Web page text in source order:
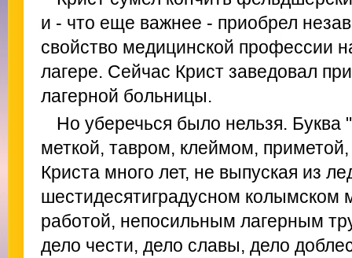
и - что еще важнее - приобрел
свойство медицинской профессии
лагере. Сейчас Крист заведовал
лагерной больницы.
Но уберечься было нельзя. Буква
меткой, тавром, клеймом,
Криста много лет, не выпуская из
шестидесятиградусном колымском
работой, непосильным лагерным
дело чести, дело славы, дело